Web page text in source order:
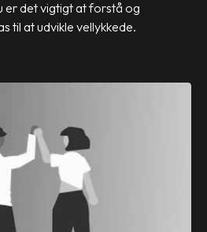
er det vigtigt at forstå og
til at udvikle vellykkede.